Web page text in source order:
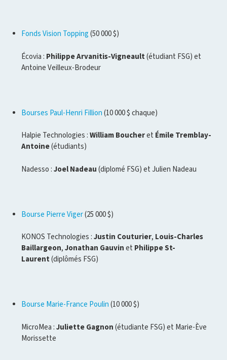
Fonds Vision Topping (50 000 $)
Écovia : Philippe Arvanitis-Vigneault (étudiant FSG) et
Antoine Veilleux-Brodeur
Bourses Paul-Henri Fillion (10 000 $ chaque)
Halpie Technologies : William Boucheret Émile Tremblay-
Antoine(étudiants)
Nadesso : Joel Nadeau (diplomé FSG) et Julien Nadeau
Bourse Pierre Viger(25 000 $)
KONOS Technologies : Justin Couturier, Louis-Charles
Baillargeon, Jonathan Gauvin et Philippe St-
Laurent (diplômés FSG)
Bourse Marie-France Poulin (10 000 $)
MicroMea : Juliette Gagnon (étudiante FSG) et Marie-Ève
Morissette